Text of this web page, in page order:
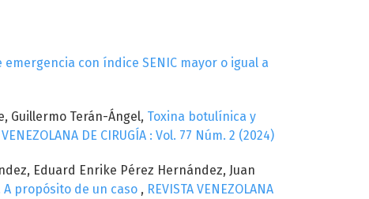
con índice SENIC mayor o igual a
Guillermo Terán-Ángel, Toxina botulínica y
VENEZOLANA DE CIRUGÍA : Vol. 77 Núm. 2 (2024)
Eduard Enrike Pérez Hernández, Juan
propósito de un caso , REVISTA VENEZOLANA